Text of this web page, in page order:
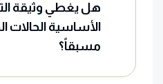
هل يغطي وثيقة
الأساسية الحالات
مسبقاً؟